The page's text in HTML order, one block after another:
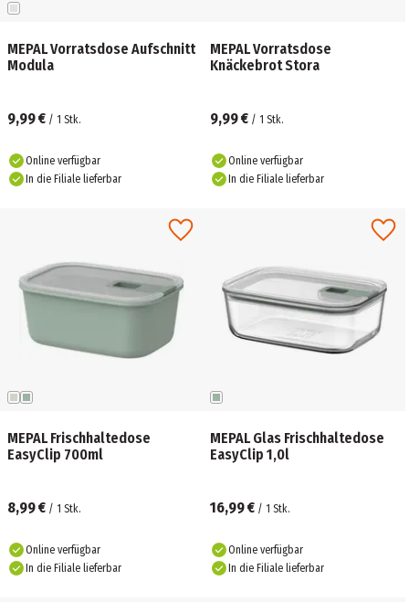
MEPAL Vorratsdose Aufschnitt
Modula
9,99 € / 1 Stk.
Online verfügbar
In die Filiale lieferbar
MEPAL Vorratsdose
Knäckebrot Stora
9,99 € / 1 Stk.
Online verfügbar
In die Filiale lieferbar
MEPAL Frischhaltedose
EasyClip 700ml
8,99 € / 1 Stk.
Online verfügbar
In die Filiale lieferbar
MEPAL Glas Frischhaltedose
EasyClip 1,0l
16,99 € / 1 Stk.
Online verfügbar
In die Filiale lieferbar